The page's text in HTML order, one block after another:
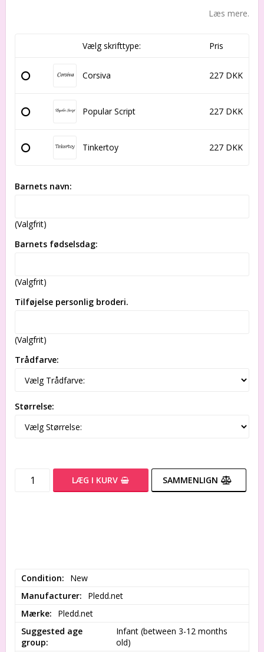
Læs mere.
Vælg skrifttype: Pris
Corsiva 227 DKK
Popular Script 227 DKK
Tinkertoy 227 DKK
Barnets navn:
(Valgfrit)
Barnets fødselsdag:
(Valgfrit)
Tilføjelse personlig broderi.
(Valgfrit)
Trådfarve:
Størrelse:
LÆG I KURV SAMMENLIGN
Condition
New
Manufacturer
Pledd.net
Mærke
Pledd.net
Suggested age
group
Infant (between 3-12 months
old)